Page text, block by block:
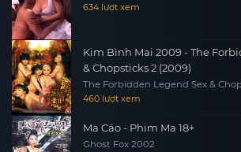
634 lượt xem
Kim Bình Mai 2009 - The
& Chopsticks 2 (2009)
The Forbidden Legend Sex &
460 lượt xem
Ma Cáo - Phim Ma 18+
Ghost Fox 2002